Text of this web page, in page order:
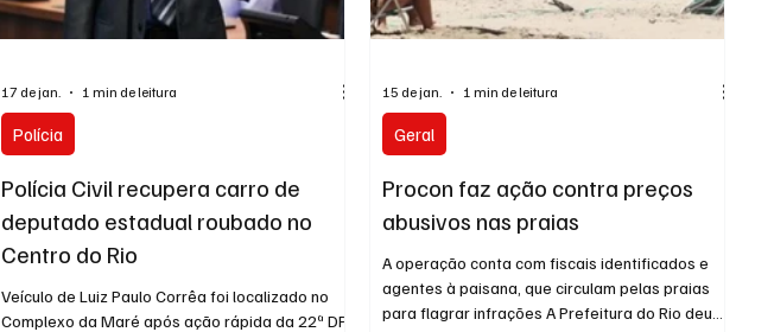
Polícia Civil recupera carro de
deputado estadual roubado no
Centro do Rio
Veículo de Luiz Paulo Corrêa foi localizado no
Complexo da Maré após ação rápida da 22ª DP
Polícia
17 de jan. 1 min de leitura
Procon faz ação contra preços
abusivos nas praias
A operação conta com fiscais identificados e
agentes à paisana, que circulam pelas praias
para flagrar infrações A Prefeitura do Rio deu
Geral
15 de jan. 1 min de leitura